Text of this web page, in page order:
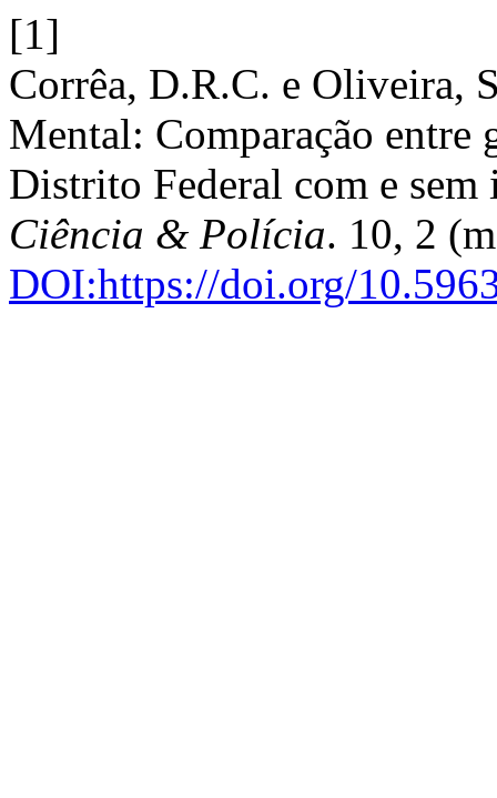
[1]
Corrêa, D.R.C. e Oliveira,
Mental: Comparação
Distrito Federal com e
Ciência & Polícia. 10, 2
DOI:https://doi.org/